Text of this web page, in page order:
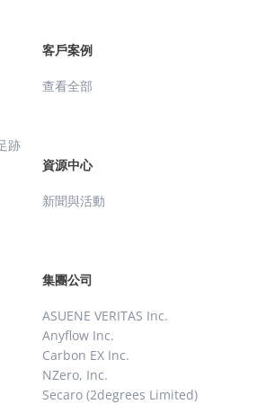
Lotte）高度仰賴 Excel 核算範疇
量，然而此作法在實務營運上面
發票數據採集極其耗時；再者，
了自主生產、委外代工廠、批發
的結構複雜度導致碳排核算流於
作業，已遠遠超越了永續發展推
極限。此外，受限於工具而過度
，更導致集團無法在碳帳本上真實
實質減碳成效。為攻克此一治理
排放量可視化管理平台。 羅德
自動化核算服務的過程中，透過
企業等數家不同的供應商後，樂
極具直觀性的使用者介面而決定選
下有多家工廠與辦公據點、且需由
日常數據填報，因此『操作的友善
跡
客戶案例
查看全部
資源中心
新聞與活動
集團公司
ASUENE VERITAS Inc.
Anyflow Inc.
Carbon EX Inc.
NZero, Inc.
Secaro (2degrees Limited)